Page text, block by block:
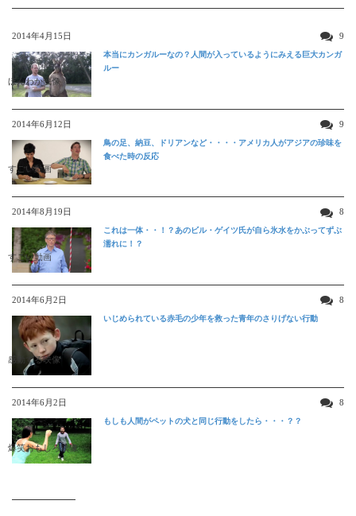
2014年4月15日 9
ほんわか映像
本当にカンガルーなの？人間が入っているようにみえる巨大カンガ
ルー
2014年6月12日 9
すごい動画
鳥の足、納豆、ドリアンなど・・・・アメリカ人がアジアの珍味を
食べた時の反応
2014年8月19日 8
すごい動画
これは一体・・！？あのビル・ゲイツ氏が自ら氷水をかぶってずぶ
濡れに！？
2014年6月2日 8
感動する映像
いじめられている赤毛の少年を救った青年のさりげない行動
2014年6月2日 8
爆笑おもしろ映像
もしも人間がペットの犬と同じ行動をしたら・・・？？